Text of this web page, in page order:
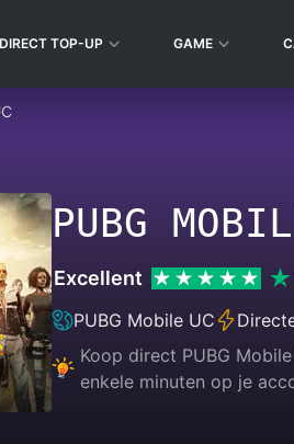
DIRECT TOP-UP GAME
PUBG
Excellent
PUBG Mobile UC
Koop direct PUBG
enkele minuten op je